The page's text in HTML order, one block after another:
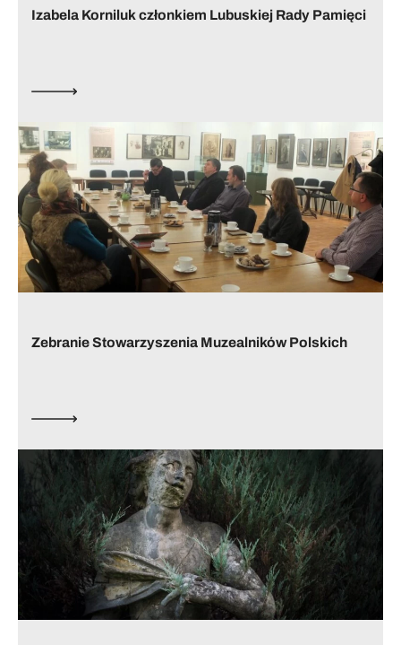
Izabela Korniluk członkiem Lubuskiej Rady Pamięci
Zebranie Stowarzyszenia Muzealników Polskich